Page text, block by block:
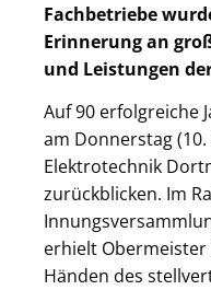
Fachbetriebe
Erinnerung an
und Leistungen
Auf 90 erfolgreiche
am Donnerstag
Elektrotechnik
zurückblicken. Im
erhielt Obermeister
Händen des